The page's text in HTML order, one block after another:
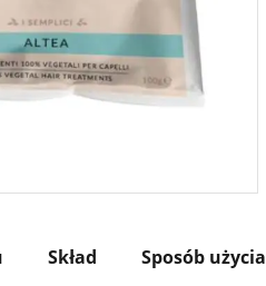
Skład Sposób użycia